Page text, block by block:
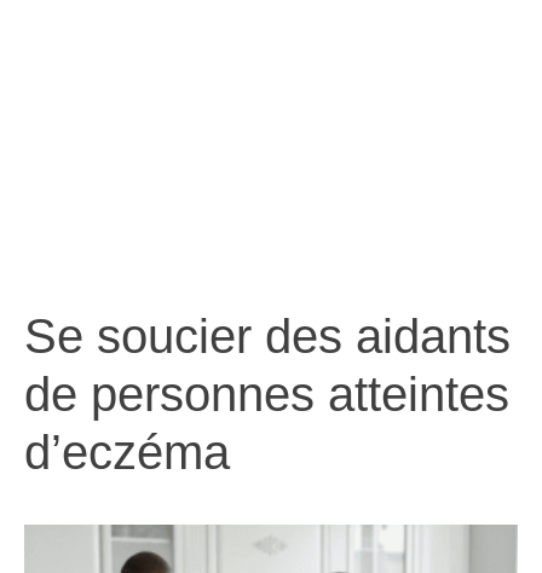
Se soucier des aidants
de personnes atteintes
d’eczéma